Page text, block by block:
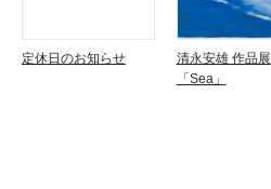
定休日のお知らせ
清永安雄 作品展
「Sea」